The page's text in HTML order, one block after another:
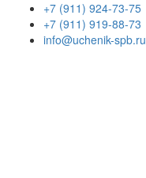
+7 (911) 924-73-75
+7 (911) 919-88-73
info@uchenik-spb.ru